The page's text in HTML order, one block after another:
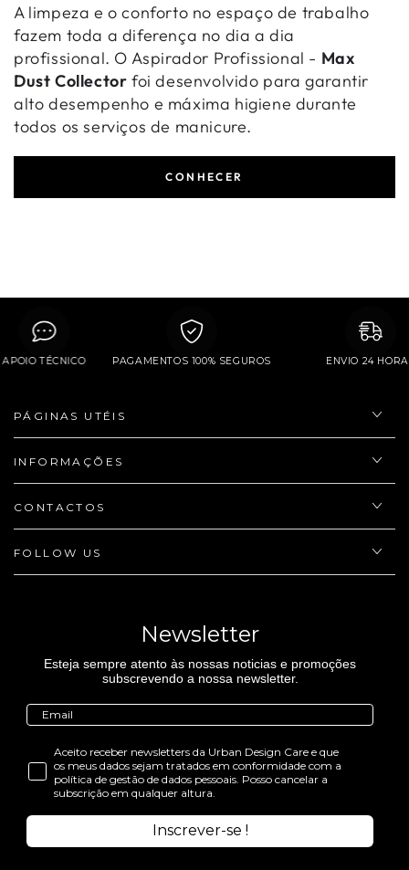
A limpeza e o conforto no espaço de trabalho
fazem toda a diferença no dia a dia
profissional. O Aspirador Profissional - Max
Dust Collector foi desenvolvido para garantir
alto desempenho e máxima higiene durante
todos os serviços de manicure.
CONHECER
APOIO TÉCNICO PAGAMENTOS 100% SEGUROS ENVIO 24
PÁGINAS UTÉIS
INFORMAÇÕES
CONTACTOS
FOLLOW US
Newsletter
Esteja sempre atento às nossas noticias e promoções
subscrevendo a nossa newsletter.
Aceito receber newsletters da Urban Design Care e que
os meus dados sejam tratados em conformidade com a
política de gestão de dados pessoais. Posso cancelar a
subscrição em qualquer altura.
Inscrever-se !